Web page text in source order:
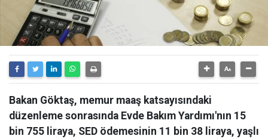
Bakan Göktaş, memur maaş katsayısındaki
düzenleme sonrasında Evde Bakım Yardımı'nın 15
bin 755 liraya, SED ödemesinin 11 bin 38 liraya, yaşlı